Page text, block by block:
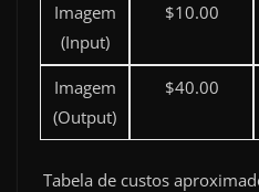
Imagem
(Input)
$10.00
Imagem
(Output)
$40.00
Tabela de custos